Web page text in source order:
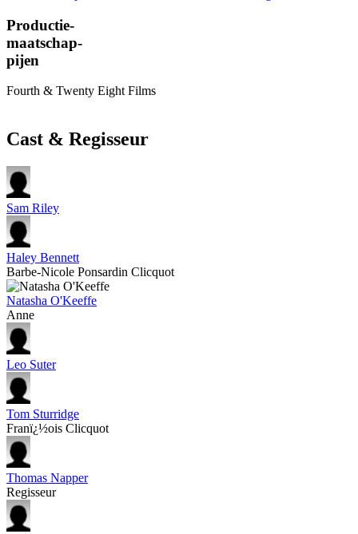
Productie-
maatschap-
pijen
Fourth & Twenty Eight Films
Cast & Regisseur
Sam Riley
Haley Bennett
Barbe-Nicole Ponsardin Clicquot
Natasha O'Keeffe
Anne
Leo Suter
Tom Sturridge
Franï¿½ois Clicquot
Thomas Napper
Regisseur